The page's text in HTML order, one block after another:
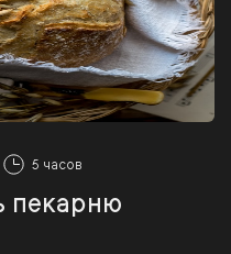
5 часов
пекарню